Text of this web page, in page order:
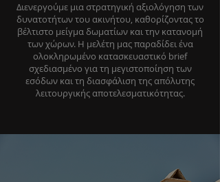
Διενεργούμε μια στρατηγική αξιολόγηση των
δυνατοτήτων του ακινήτου, καθορίζοντας το
βέλτιστο μείγμα δωματίων και την κατανομή
των χώρων. Η μελέτη μας παραδίδει ένα
ολοκληρωμένο κατασκευαστικό brief
σχεδιασμένο για τη μεγιστοποίηση των
εσόδων και τη διασφάλιση της απόλυτης
λειτουργικής αποτελεσματικότητας.